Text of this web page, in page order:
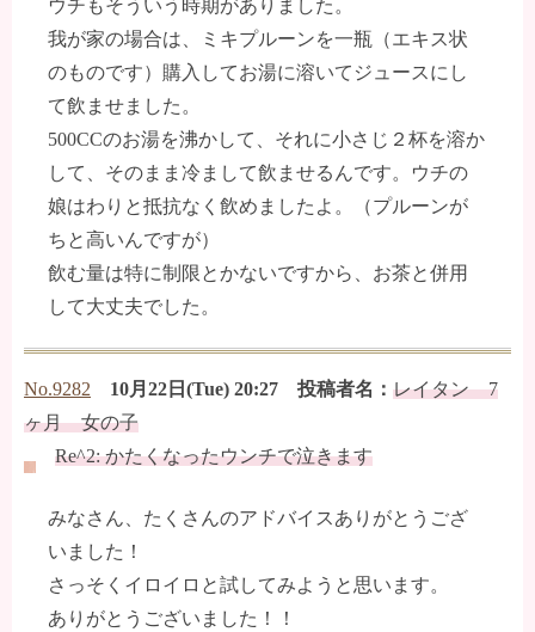
ウチもそういう時期がありました。
我が家の場合は、ミキプルーンを一瓶（エキス状
のものです）購入してお湯に溶いてジュースにし
て飲ませました。
500CCのお湯を沸かして、それに小さじ２杯を溶か
して、そのまま冷まして飲ませるんです。ウチの
娘はわりと抵抗なく飲めましたよ。（プルーンが
ちと高いんですが）
飲む量は特に制限とかないですから、お茶と併用
して大丈夫でした。
No.9282 10月22日(Tue) 20:27 投稿者名： レイタン 7
ヶ月 女の子
Re^2: かたくなったウンチで泣きます
みなさん、たくさんのアドバイスありがとうござ
いました！
さっそくイロイロと試してみようと思います。
ありがとうございました！！